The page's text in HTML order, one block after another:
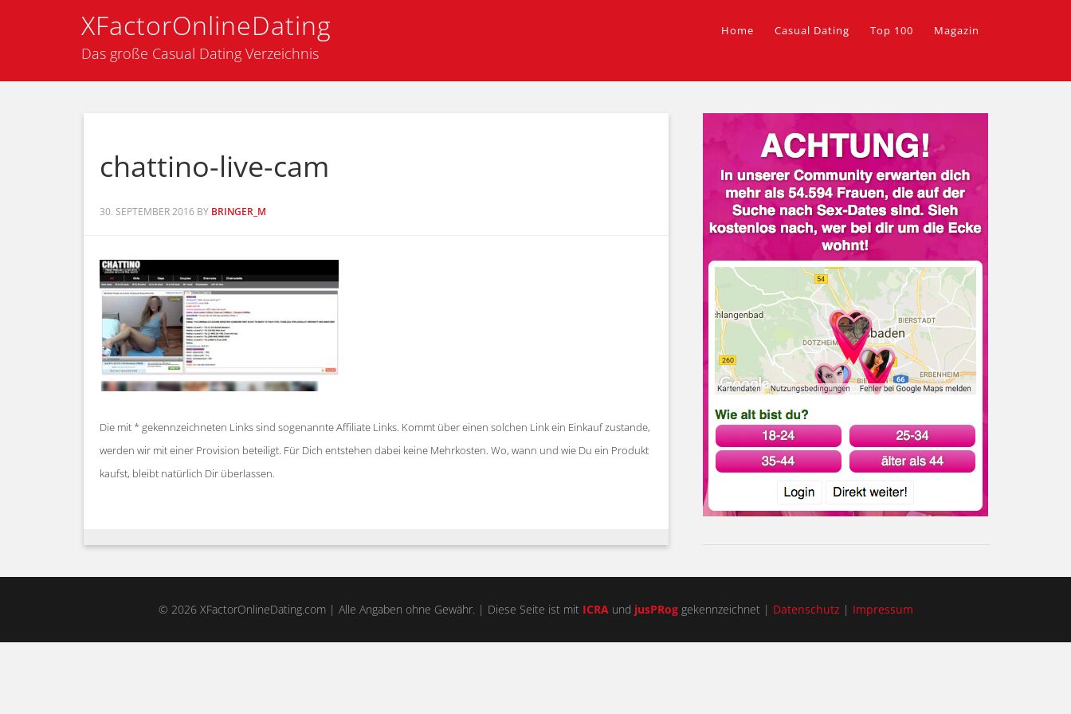
XFactorOnlineDating
Das große Casual Dating Verzeichnis
Home Casual Dating Top 100 Magazin
chattino-live-cam
30. SEPTEMBER 2016 BY BRINGER_M
Die mit * gekennzeichneten Links sind sogenannte Affiliate Links. Kommt über einen solchen Link ein Einkauf zustande,
werden wir mit einer Provision beteiligt. Für Dich entstehen dabei keine Mehrkosten. Wo, wann und wie Du ein Produkt
kaufst, bleibt natürlich Dir überlassen.
© 2026 XFactorOnlineDating.com | Alle Angaben ohne Gewähr. | Diese Seite ist mit ICRAund jusPRoggekennzeichnet | Datenschutz | Impressum